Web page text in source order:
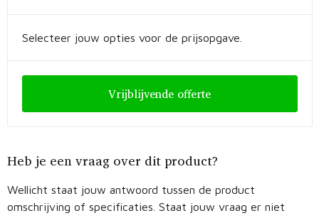
Waterbestendige tassen
Goodiebags
Aktetassen
Selecteer jouw opties voor de prijsopgave.
Vrijblijvende offerte
Heb je een vraag over dit product?
Wellicht staat jouw antwoord tussen de product
omschrijving of specificaties. Staat jouw vraag er niet